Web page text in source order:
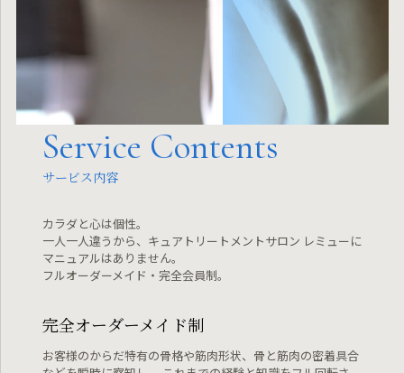
Service Contents
サービス内容
カラダと心は個性。
一人一人違うから、キュアトリートメントサロン レミューに
マニュアルはありません。
フルオーダーメイド・完全会員制。
完全オーダーメイド制
お客様のからだ特有の骨格や筋肉形状、骨と筋肉の密着具合